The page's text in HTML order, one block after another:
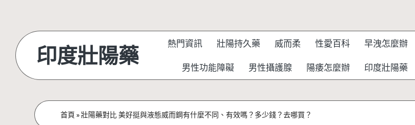
content
印度壯陽藥 熱門資訊 壯陽持久藥 威而柔 性愛百科 早洩怎麼辦
男性功能障礙 男性攝護腺 陽痿怎麼辦 印度壯陽藥
首頁 »壯陽藥對比 美好挺與液態威而鋼有什麼不同、有效嗎？多少錢？去哪買？